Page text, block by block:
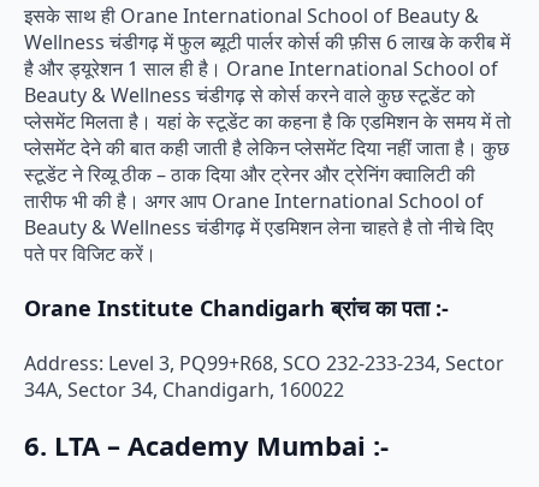
इसके साथ ही Orane International School of Beauty &
Wellness चंडीगढ़ में फुल ब्यूटी पार्लर कोर्स की फ़ीस 6 लाख के करीब में
है और ड्यूरेशन 1 साल ही है। Orane International School of
Beauty & Wellness चंडीगढ़ से कोर्स करने वाले कुछ स्टूडेंट को
प्लेसमेंट मिलता है। यहां के स्टूडेंट का कहना है कि एडमिशन के समय में तो
प्लेसमेंट देने की बात कही जाती है लेकिन प्लेसमेंट दिया नहीं जाता है। कुछ
स्टूडेंट ने रिव्यू ठीक – ठाक दिया और ट्रेनर और ट्रेनिंग क्वालिटी की
तारीफ भी की है। अगर आप Orane International School of
Beauty & Wellness चंडीगढ़ में एडमिशन लेना चाहते है तो नीचे दिए
पते पर विजिट करें।
Orane Institute Chandigarh ब्रांच का पता :-
Address: Level 3, PQ99+R68, SCO 232-233-234, Sector
34A, Sector 34, Chandigarh, 160022
6. LTA – Academy Mumbai :-